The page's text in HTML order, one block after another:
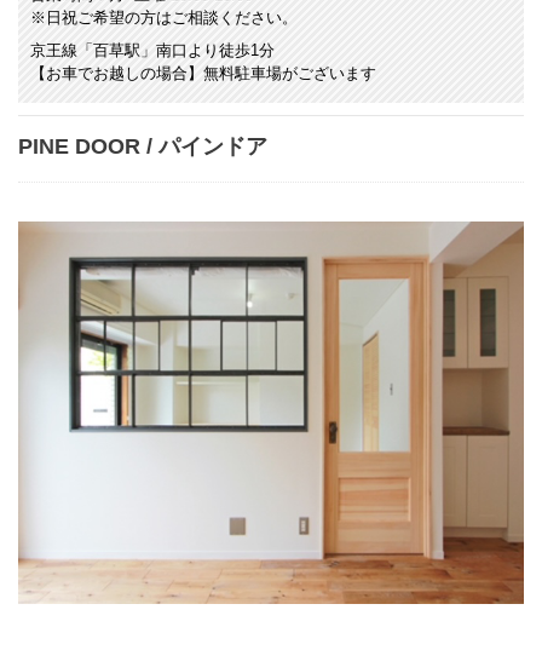
※日祝ご希望の方はご相談ください。
京王線「百草駅」南口より徒歩1分
【お車でお越しの場合】無料駐車場がございます
PINE DOOR / パインドア